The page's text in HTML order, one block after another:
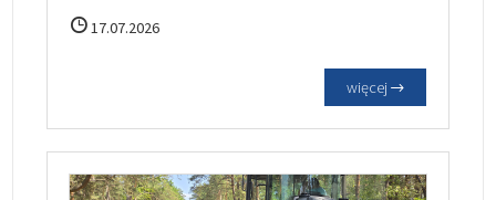
17.07.2026
więcej